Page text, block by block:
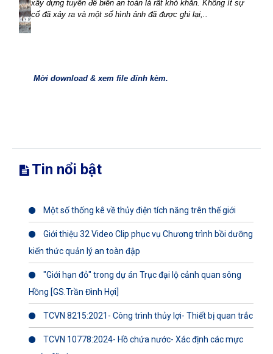
xây dựng tuyến đê biển an toàn là rất khó khăn. Không ít sự
cố đã xảy ra và một số hình ảnh đã được ghi lại,..
Mời download & xem file đính kèm.
Tin nổi bật
Một số thống kê về thủy điện tích năng trên thế giới
Giới thiệu 32 Video Clip phục vụ Chương trình bồi dưỡng
kiến thức quản lý an toàn đập
"Giới hạn đỏ" trong dự án Trục đại lộ cảnh quan sông
Hồng [GS.Trần Đình Hợi]
TCVN 8215:2021- Công trình thủy lợi- Thiết bị quan trắc
TCVN 10778:2024- Hồ chứa nước- Xác định các mực